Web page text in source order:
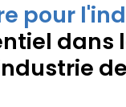
pour